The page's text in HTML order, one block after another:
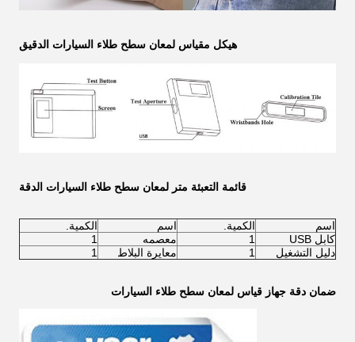
هيكل مقياس لمعان سطح طلاء السيارات الدقيق
قائمة التعبئة متر لمعان سطح طلاء السيارات الدقة
اسم الكمية. اسم
الكمية.
كابل USB
1 معصمه
1
دليل التشغيل
1 معايرة البلاط 1
ضمان دقة جهاز قياس لمعان سطح طلاء السيارات